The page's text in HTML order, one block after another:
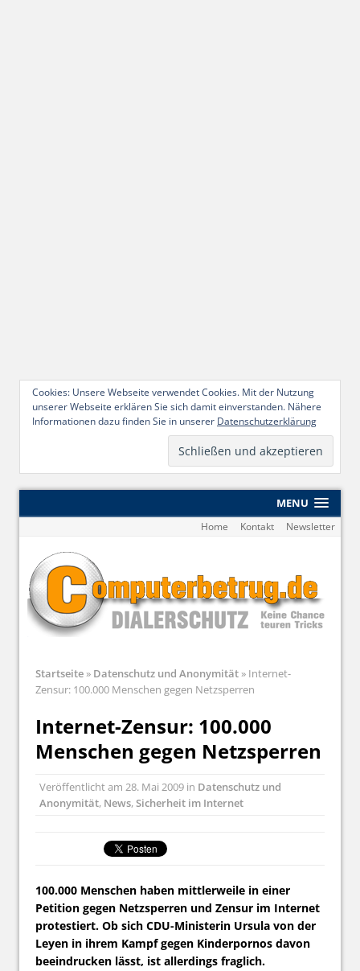
Cookies: Unsere Webseite verwendet Cookies. Mit der Nutzung
unserer Webseite erklären Sie sich damit einverstanden. Nähere
Informationen dazu finden Sie in unserer Datenschutzerklärung
MENU
Home Kontakt Newsletter
Startseite» Datenschutz und Anonymität» Internet-
Zensur: 100.000 Menschen gegen Netzsperren
Internet-Zensur: 100.000
Menschen gegen Netzsperren
Veröffentlicht am 28. Mai 2009 in Datenschutz und
Anonymität, News,Sicherheit im Internet
100.000 Menschen haben mittlerweile in einer
Petition gegen Netzsperren und Zensur im Internet
protestiert. Ob sich CDU-Ministerin Ursula von der
Leyen in ihrem Kampf gegen Kinderpornos davon
beeindrucken lässt, ist allerdings fraglich.